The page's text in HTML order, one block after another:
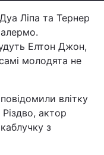
Ліпа та Тернер
Елтон Джон,
молодята не
влітку
актор
з